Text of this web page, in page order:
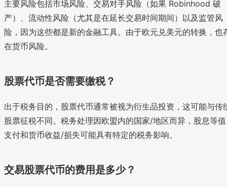
主要风险包括市场风险、交易对手风险（如果 Robinhood 破
产）、流动性风险（尤其是在延长交易时间期间）以及监管风
险，因为这些都是新的金融工具。由于欧元兑美元的转换，也
在货币风险。
股票代币是否需要缴税？
出于税务目的，股票代币通常被视为衍生品投资，这可能与传
股票征税不同。税务处理因欧盟内的国家/地区而异，股息等值
支付和货币收益/损失可能具有特定的税务影响。
交易股票代币的费用是多少？